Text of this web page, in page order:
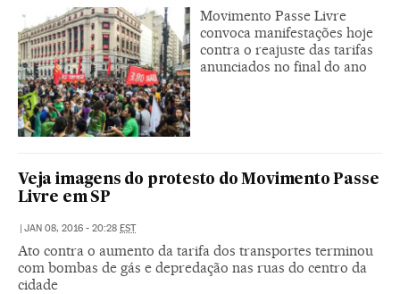
Movimento Passe Livre
convoca manifestações hoje
contra o reajuste das tarifas
anunciados no final do ano
Veja imagens do protesto do Movimento Passe
Livre em SP
| JAN 08, 2016 - 20:28 EST
Ato contra o aumento da tarifa dos transportes terminou
com bombas de gás e depredação nas ruas do centro da
cidade